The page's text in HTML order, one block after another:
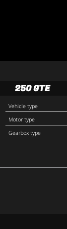
250 GTE
Vehicle type
Motor type
Gearbox type